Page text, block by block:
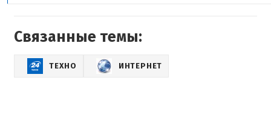
Связанные темы:
ТЕХНО ИНТЕРНЕТ